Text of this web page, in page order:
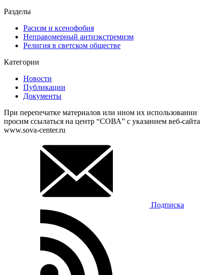
Разделы
Расизм и ксенофобия
Неправомерный антиэкстремизм
Религия в светском обществе
Категории
Новости
Публикации
Документы
При перепечатке материалов или ином их использовании
просим ссылаться на центр “СОВА” с указанием веб-сайта
www.sova-center.ru
Подписка